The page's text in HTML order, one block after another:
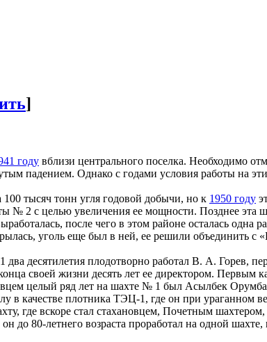
]
году вблизи центрального поселка. Необходимо
падением. Однако с годами условия работы на
тысяч тонн угля годовой добычи, но к 1950 году
2 с целью увеличения ее мощности. Позднее эта
после чего в этом районе осталась одна
уголь еще был в ней, ее решили объединить с
плодотворно работал В. А. Горев,
своей жизни десять лет ее директором. Первым
целый ряд лет на шахте № 1 был Асылбек
качестве плотника ТЭЦ-1, где он при ураганном
где вскоре стал стахановцем, Почетным
80-летнего возраста проработал на одной